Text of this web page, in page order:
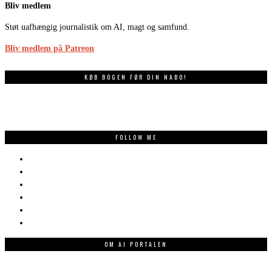
Bliv medlem
Støt uafhængig journalistik om AI, magt og samfund.
Bliv medlem på Patreon
KØB BOGEN FØR DIN NABO!
FOLLOW ME
OM AI PORTALEN